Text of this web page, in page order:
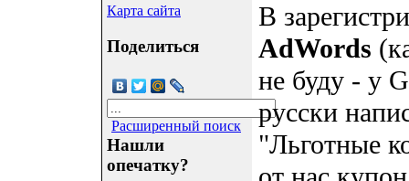
Карта сайта
Поделиться
Расширенный поиск
Нашли
опечатку?
В
AdWords
не буду - у
русски
"Льготные